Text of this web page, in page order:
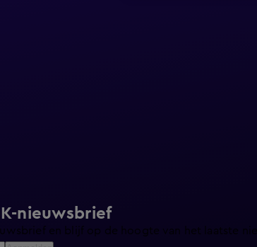
nieuwsbrief
en blijf op de hoogte van het laatste